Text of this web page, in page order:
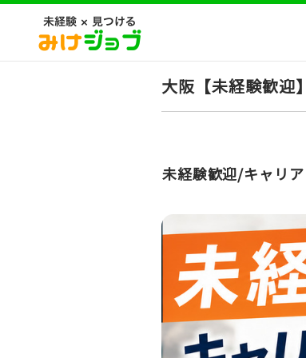
大阪【未経験歓迎
未経験歓迎/キャリ